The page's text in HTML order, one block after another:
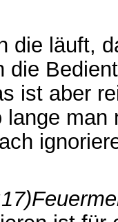
die läuft,
die
ist aber
man